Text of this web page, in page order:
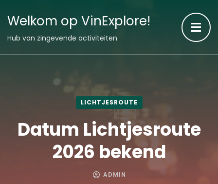
Welkom op VinExplore!
Hub van zingevende activiteiten
LICHTJESROUTE
Datum Lichtjesroute
2026 bekend
ADMIN